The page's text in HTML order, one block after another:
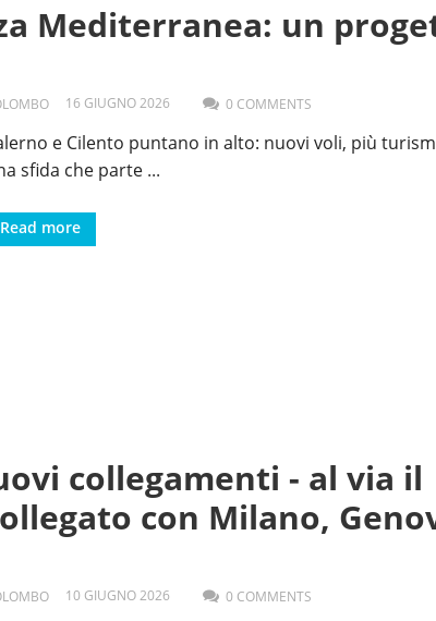
Mediterranea: un
16 GIUGNO2026 0 COMMENTS
e Cilento puntano in alto: nuovi voli, più
sfida che parte ...
Read more
collegamenti - al via il
con Milano,
10 GIUGNO2026 0 COMMENTS